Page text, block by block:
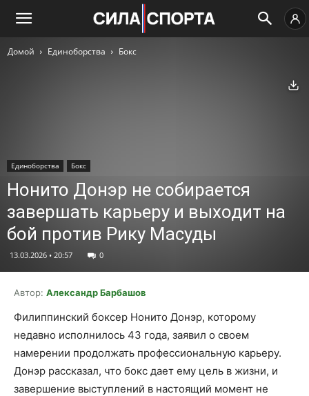
Домой Единоборства Бокс
Единоборства Бокс
Нонито Донэр не собирается
завершать карьеру и выходит на
бой против Рику Масуды
13.03.2026 • 20:57 0
Автор: Александр Барбашов
Филиппинский боксер Нонито Донэр, которому
недавно исполнилось 43 года, заявил о своем
намерении продолжать профессиональную карьеру.
Донэр рассказал, что бокс дает ему цель в жизни, и
завершение выступлений в настоящий момент не